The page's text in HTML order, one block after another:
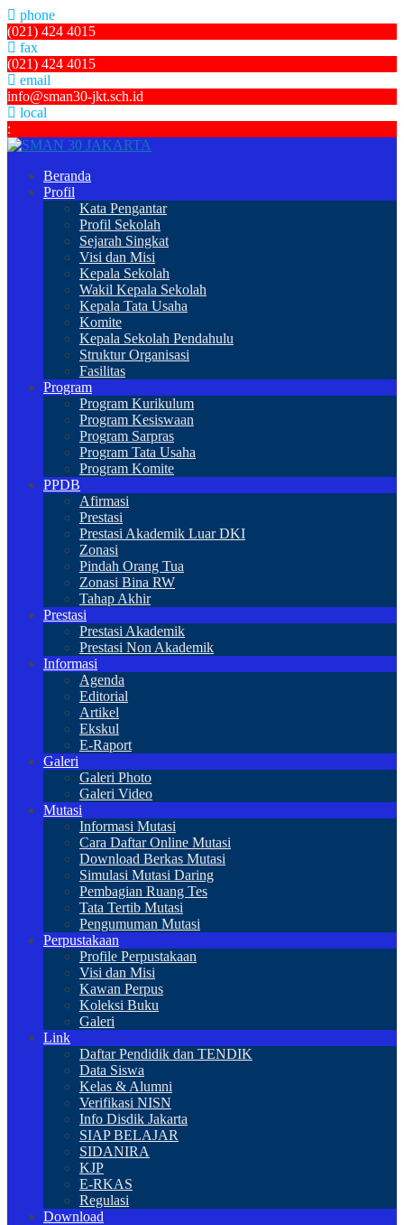
phone
(021) 424 4015
fax
(021) 424 4015
email
info@sman30-jkt.sch.id
local
:
Beranda
Profil
Kata Pengantar
Profil Sekolah
Sejarah Singkat
Visi dan Misi
Kepala Sekolah
Wakil Kepala Sekolah
Kepala Tata Usaha
Komite
Kepala Sekolah Pendahulu
Struktur Organisasi
Fasilitas
Program
Program Kurikulum
Program Kesiswaan
Program Sarpras
Program Tata Usaha
Program Komite
PPDB
Afirmasi
Prestasi
Prestasi Akademik Luar DKI
Zonasi
Pindah Orang Tua
Zonasi Bina RW
Tahap Akhir
Prestasi
Prestasi Akademik
Prestasi Non Akademik
Informasi
Agenda
Editorial
Artikel
Ekskul
E-Raport
Galeri
Galeri Photo
Galeri Video
Mutasi
Informasi Mutasi
Cara Daftar Online Mutasi
Download Berkas Mutasi
Simulasi Mutasi Daring
Pembagian Ruang Tes
Tata Tertib Mutasi
Pengumuman Mutasi
Perpustakaan
Profile Perpustakaan
Visi dan Misi
Kawan Perpus
Koleksi Buku
Galeri
Link
Daftar Pendidik dan TENDIK
Data Siswa
Kelas & Alumni
Verifikasi NISN
Info Disdik Jakarta
SIAP BELAJAR
SIDANIRA
KJP
E-RKAS
Regulasi
Download